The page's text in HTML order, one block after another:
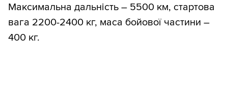
Максимальна дальність – 5500 км, стартова
вага 2200-2400 кг, маса бойової частини –
400 кг.